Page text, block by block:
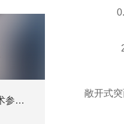
WZP2-278S铠装铂电阻技术参数介绍
敞开式